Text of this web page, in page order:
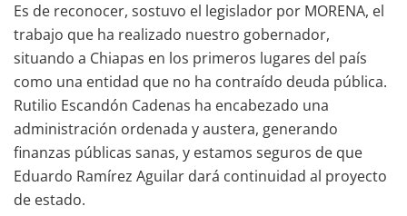
Es de reconocer, sostuvo el legislador por MORENA, el
trabajo que ha realizado nuestro gobernador,
situando a Chiapas en los primeros lugares del país
como una entidad que no ha contraído deuda pública.
Rutilio Escandón Cadenas ha encabezado una
administración ordenada y austera, generando
finanzas públicas sanas, y estamos seguros de que
Eduardo Ramírez Aguilar dará continuidad al proyecto
de estado.